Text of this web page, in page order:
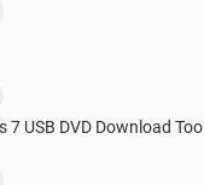
7 USB DVD Download Tool